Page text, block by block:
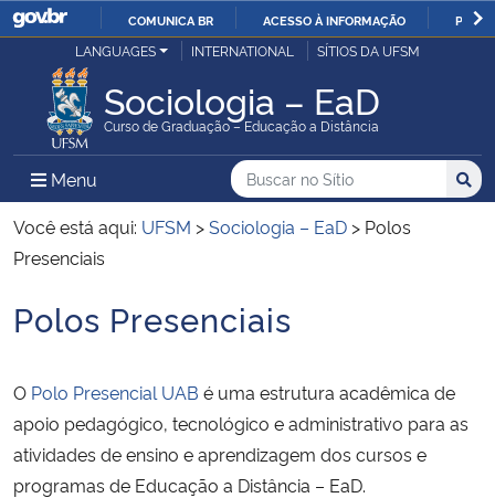
IR
O
COMUNICA BR ACESSO À INFORMAÇÃO
Ministério da Justiça e Segurança Pública
Ministério da Defesa
Ministério das Relações Exteriores
Ministério da Infraestrutura
Ministério da Agricultura, Pecuária e Abastecimento
Ministério da Educação
LANGUAGES INTERNATIONAL SÍTIOS DA UFSM
Sociologia – EaD
Curso de Graduação – Educação a Distância
Menu Menu Principal do Sítio
Busca
Buscar no no Sítio
Busca:
Você está aqui: UFSM >Sociologia – EaD > Polos
Presenciais
Início do conteúdo
Polos Presenciais
O Polo Presencial UAB é uma estrutura acadêmica de
apoio pedagógico, tecnológico e administrativo para as
atividades de ensino e aprendizagem dos cursos e
programas de Educação a Distância – EaD.